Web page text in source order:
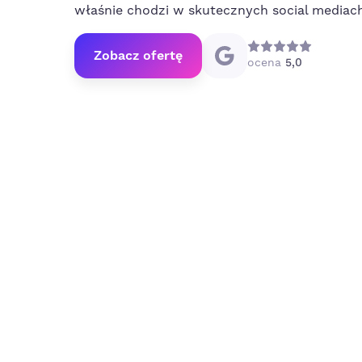
właśnie chodzi w skutecznych social
Zobacz ofertę ocena 5,0